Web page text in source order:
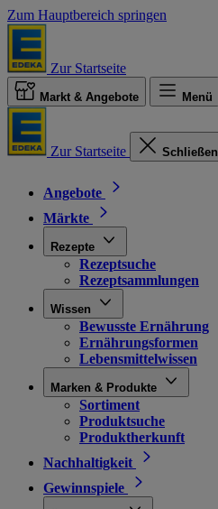
Zum Hauptbereich springen
Zur Startseite
Markt & Angebote Menü
Zur Startseite Schließen
Angebote
Märkte
Rezepte
Rezeptsuche
Rezeptsammlungen
Wissen
Bewusste Ernährung
Ernährungsformen
Lebensmittelwissen
Marken & Produkte
Sortiment
Produktsuche
Produktherkunft
Nachhaltigkeit
Gewinnspiele